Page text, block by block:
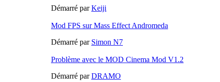
Démarré parKeiji
Mod FPS sur Mass Effect Andromeda
Démarré par Simon N7
Problème avec le MOD Cinema Mod V1.2
Démarré parDRAMO